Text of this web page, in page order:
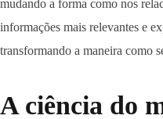
mudando a forma como nos
informações mais relevantes e
transformando a maneira como
A ciência do